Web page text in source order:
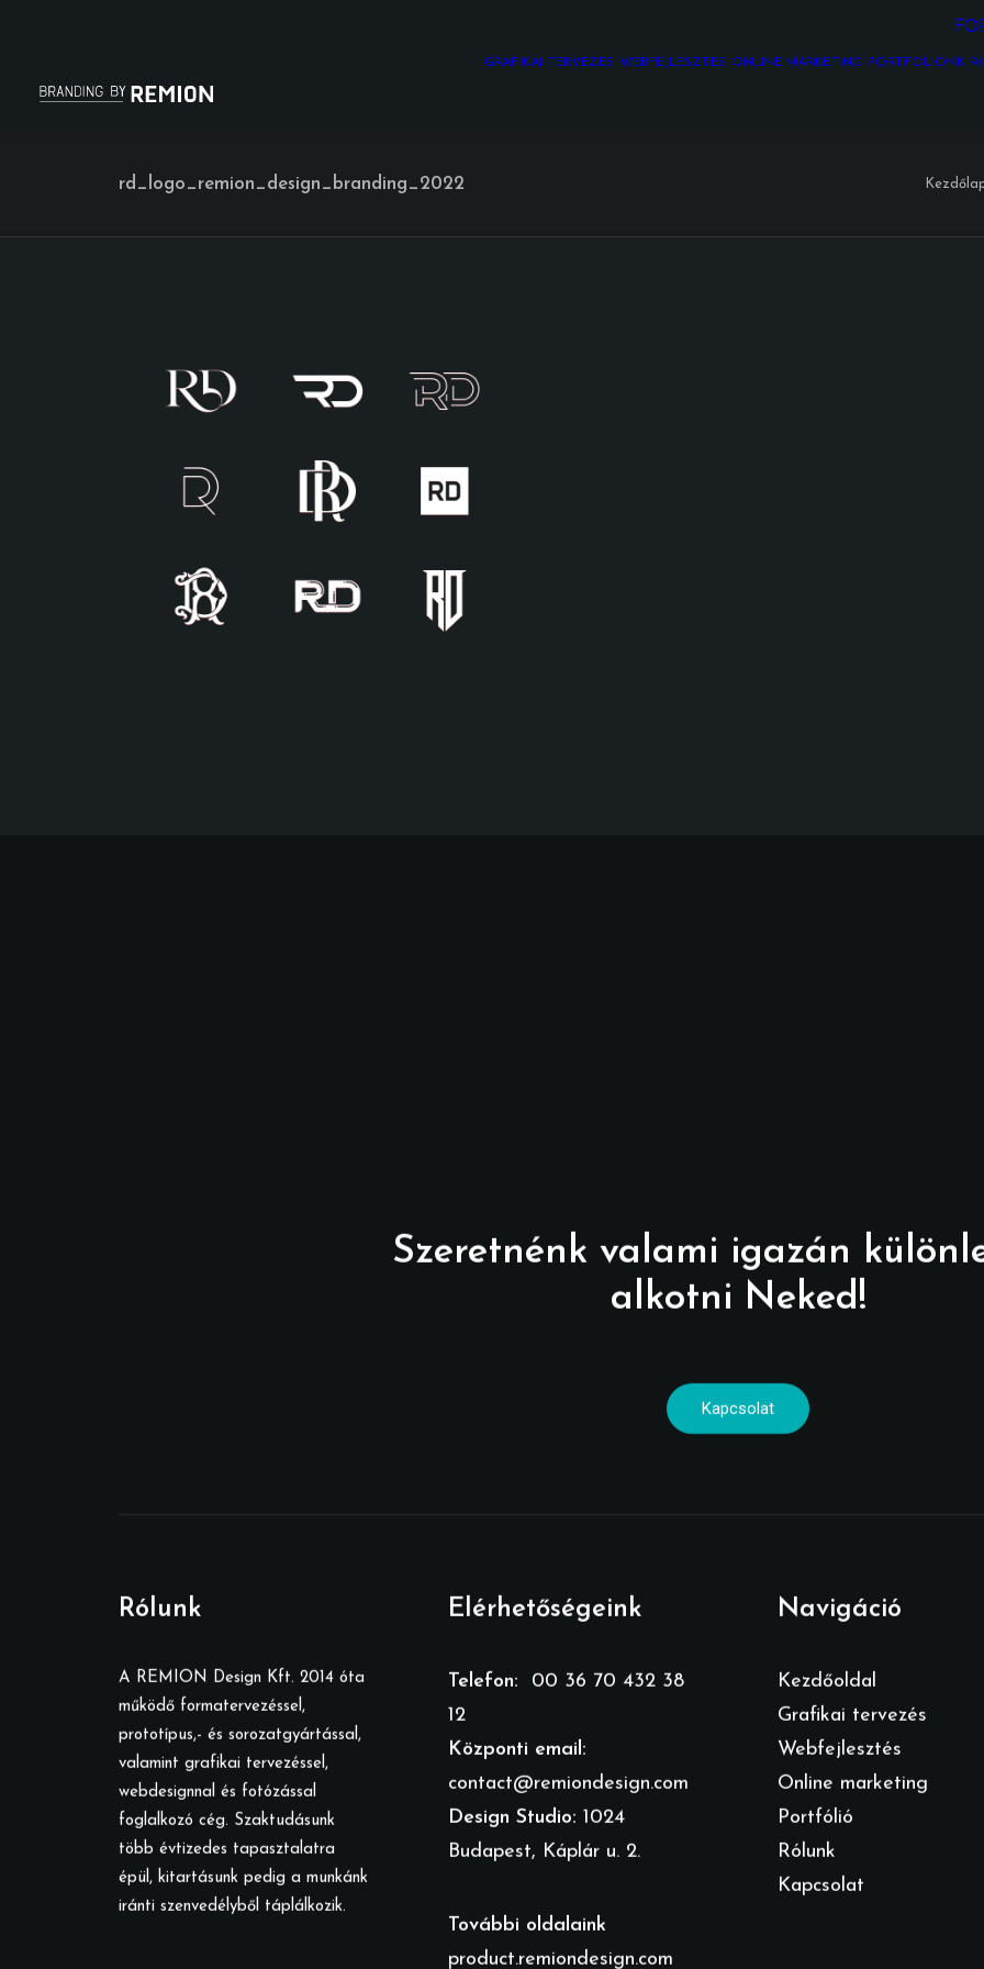
GRAFIKAI TERVEZÉS WEBFEJLESZTÉS ONLINE MARKETING PORTFÓLIÓNK
rd_logo_remion_design_branding_2022
Szeretnénk valami igazán
alkotni Neked!
Kapcsolat
Rólunk
A REMION Design Kft. 2014 óta
működő formatervezéssel,
prototípus,- és sorozatgyártással,
valamint grafikai tervezéssel,
webdesignnal és fotózással
foglalkozó cég. Szaktudásunk
több évtizedes tapasztalatra
épül, kitartásunk pedig a munkánk
iránti szenvedélyből táplálkozik.
Elérhetőségeink
Telefon:
00 36 70 432 38
12
Központi email:
contact@remiondesign.com
Design Studio: 1024
Budapest, Káplár u. 2.
További oldalaink
product.remiondesign.com
Navigáció
Kezdőoldal
Grafikai tervezés
Webfejlesztés
Online marketing
Portfólió
Rólunk
Kapcsolat